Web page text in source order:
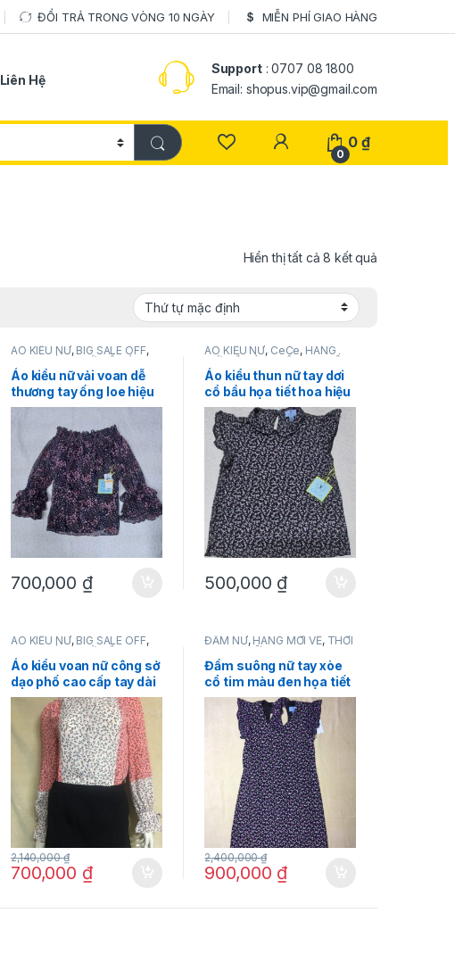
ĐỔI TRẢ TRONG VÒNG 10 NGÀY MIỄN PHÍ GIAO HÀNG
Liên Hệ
Support: 0707 08 1800
Email: shopus.vip@gmail.com
0
0₫
Hiển thị tất cả 8 kết quả
ÁO KIỂU NỮ, BIG SALE OFF,
HÀNG MỚI VỀ
SẢN
PHẨM KHUYẾN MÃI,THỜI
TRANG NỮ
Áo kiểu nữ vải voan dễ
thương tay ống loe hiệu
CeCe size S hàng mỹ
chính hãng
700,000 ₫
ÁO KIỂU NỮ, CeCe, HÀNG
MỚI VỀ
SẢN PHẨM KHUYẾN
MÃI ,THỜI TRANG NỮ
Áo kiểu thun nữ tay dơi
cổ bầu họa tiết hoa hiệu
CeCe size S hàng mỹ
chính hãng
500,000 ₫
ÁO KIỂU NỮ, BIG SALE OFF,
HÀNG MỚI VỀ
THỜI TRANG NỮ
Áo kiểu voan nữ công sở
dạo phố cao cấp tay dài
họa tiết hoa nhiều màu
hiệu CeCe size XS
700,000 ₫
2,140,000₫
ĐẦM NỮ, HÀNG MỚI VỀ, THỜI
TRANG NỮ
Đầm suông nữ tay xòe
cổ tim màu đen họa tiết
màu trắng tím hiệu
CeCe size XS chính
900,000 ₫
2,400,000₫